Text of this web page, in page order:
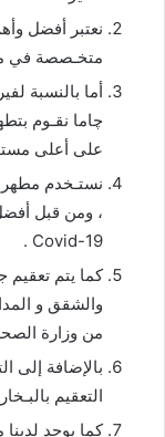
نعتبر أفضل
متخـصصة في
أما بالنسبة
چاما نقـوم
على أعلى
نستـخدم
، ومن قبل
Covid-19 .
كما يتم تعقيم
والشقق و
من وزارة
بالإضافة إلى
التعقيم
كما يوجد